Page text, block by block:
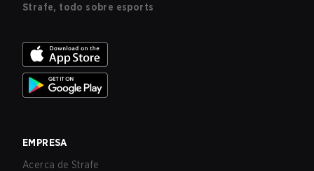
Strafe, todo sobre esports
EMPRESA
Acerca de Strafe